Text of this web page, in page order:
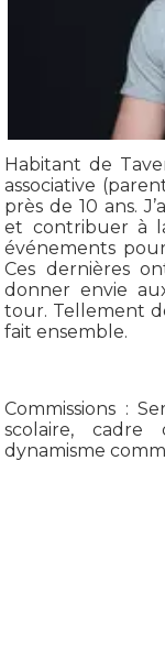
Habitant de
associative
près de 10 ans.
et contribuer à
événements
Ces dernières
donner envie
tour. Tellement
fait ensemble.
Commissions :
scolaire,
dynamisme